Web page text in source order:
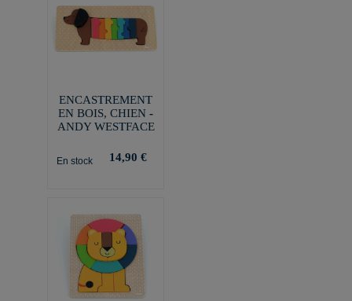
ENCASTREMENT
EN BOIS, CHIEN -
ANDY WESTFACE
En stock 14,90 €